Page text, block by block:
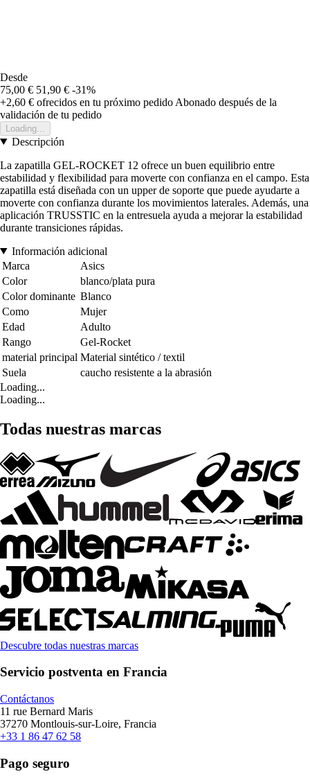
Desde
75,00 € 51,90 € -31%
+2,60 € ofrecidos en tu próximo pedido Abonado después de la
validación de tu pedido
Loading...
Descripción
La zapatilla GEL-ROCKET 12 ofrece un buen equilibrio entre
estabilidad y flexibilidad para moverte con confianza en el campo. Esta
zapatilla está diseñada con un upper de soporte que puede ayudarte a
moverte con confianza durante los movimientos laterales. Además, una
aplicación TRUSSTIC en la entresuela ayuda a mejorar la estabilidad
durante transiciones rápidas.
Información adicional
Marca
Asics
Color
blanco/plata pura
Color dominante Blanco
Como
Mujer
Edad
Adulto
Rango
Gel-Rocket
material principal Material sintético / textil
Suela
caucho resistente a la abrasión
Loading...
Loading...
Todas nuestras marcas
Descubre todas nuestras marcas
Servicio postventa en Francia
Contáctanos
11 rue Bernard Maris
37270 Montlouis-sur-Loire, Francia
+33 1 86 47 62 58
Pago seguro